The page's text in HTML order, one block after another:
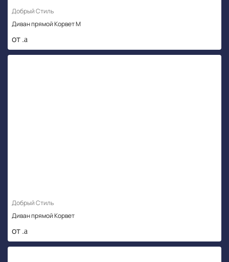
Добрый Стиль
Диван прямой Корвет М
от .
Добрый Стиль
Диван прямой Корвет
от .